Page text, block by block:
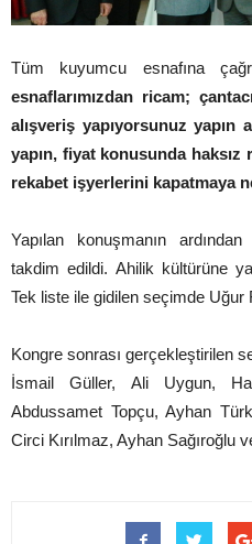
Tüm kuyumcu esnafına
esnaflarımızdan ricam;
alışveriş yapıyorsunuz
yapın, fiyat konusunda haksız
rekabet işyerlerini kapatmaya
Yapılan konuşmanın
takdim edildi. Ahilik kültürüne
Tek liste ile gidilen seçimde Uğur
Kongre sonrası gerçekleştirilen
İsmail Güller, Ali Uygun,
Abdussamet Topçu, Ayhan
Circi Kırılmaz, Ayhan Sağıroğlu